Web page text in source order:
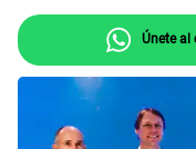
Únete al